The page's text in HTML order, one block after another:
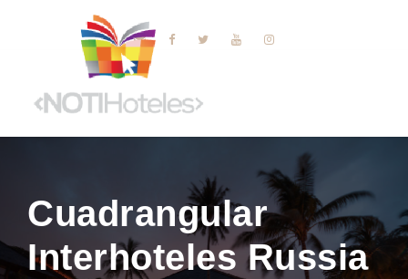
Cuadrangular
Interhoteles Russia